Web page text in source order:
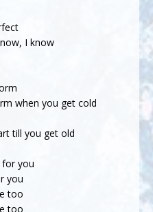
I know
when you get cold
till you get old
you
you
too
too